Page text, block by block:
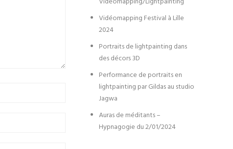
Vidéomapping Festival à Lille
2024
Portraits de lightpainting dans
des décors 3D
Performance de portraits en
lightpainting par Gildas au studio
Jagwa
Auras de méditants –
Hypnagogie du 2/01/2024